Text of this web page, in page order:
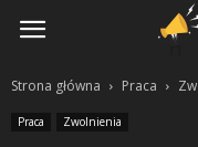
Yasna.pl
Strona główna Praca
Praca Zwolnienia